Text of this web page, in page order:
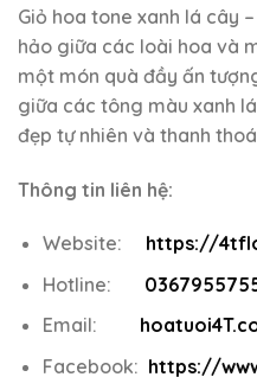
Giỏ hoa tone xanh lá cây
hảo giữa các loài hoa và
một món quà đầy ấn
giữa các tông màu xanh
đẹp tự nhiên và thanh
Thông tin liên hệ:
Website:
https://
Hotline:
Email:
Facebook: https://